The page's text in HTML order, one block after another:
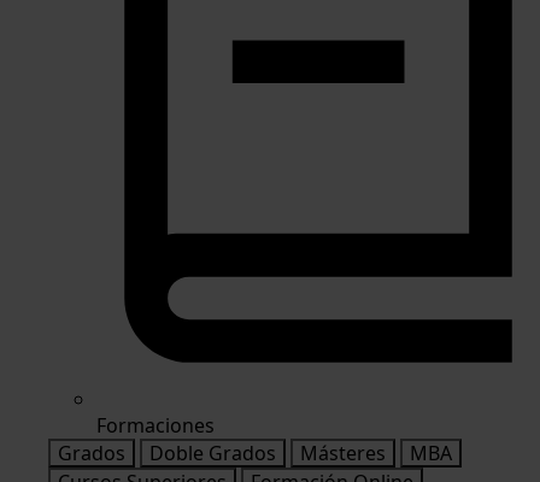
Formaciones
Grados
Doble Grados Másteres
MBA